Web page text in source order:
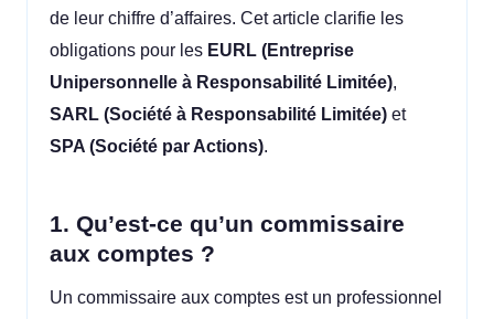
de leur chiffre d’affaires. Cet article clarifie les
obligations pour les EURL (Entreprise
Unipersonnelle à Responsabilité Limitée),
SARL (Société à Responsabilité Limitée) et
SPA (Société par Actions).
1. Qu’est-ce qu’un commissaire
aux comptes ?
Un commissaire aux comptes est un professionnel